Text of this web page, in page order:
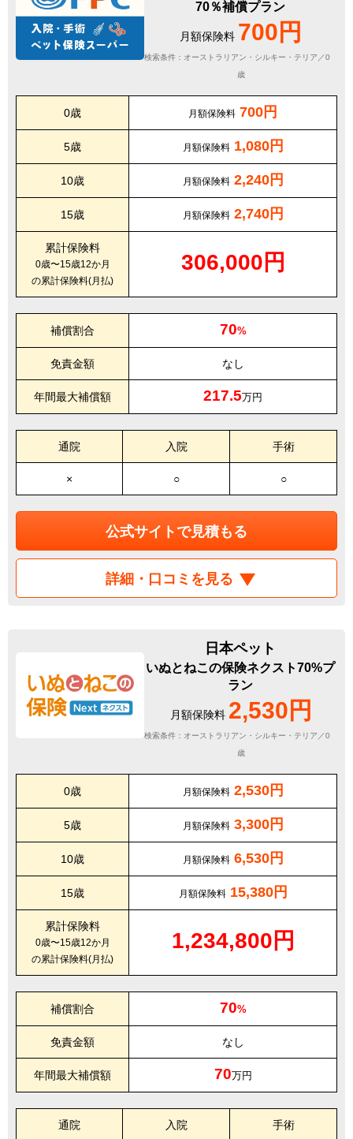
70％補償プラン
月額保険料 700円
検索条件：オーストラリアン・シルキー・テリア／0
歳
0歳 月額保険料 700円
5歳 月額保険料 1,080円
10歳 月額保険料 2,240円
15歳 月額保険料 2,740円
累計保険料
0歳〜15歳12か月
の累計保険料(月払)
306,000円
補償割合 70%
免責金額 なし
年間最大補償額 217.5万円
通院 入院 手術
× ○ ○
公式サイトで見積もる
詳細・口コミを見る
日本ペット
いぬとねこの保険ネクスト70%プ
ラン
月額保険料 2,530円
検索条件：オーストラリアン・シルキー・テリア／0
歳
0歳 月額保険料 2,530円
5歳 月額保険料 3,300円
10歳 月額保険料 6,530円
15歳 月額保険料 15,380円
累計保険料
0歳〜15歳12か月
の累計保険料(月払)
1,234,800円
補償割合 70%
免責金額 なし
年間最大補償額 70万円
通院 入院 手術